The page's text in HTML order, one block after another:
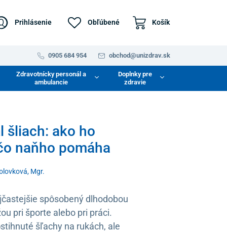
Prihlásenie Obľúbené Košík
0905 684 954 obchod@unizdrav.sk
Zdravotnícky personál a
ambulancie
Doplnky pre
zdravie
šliach: ako ho
naňho pomáha
Mgr.
spôsobený dlhodobou
pri športe alebo pri práci.
šľachy na rukách, ale